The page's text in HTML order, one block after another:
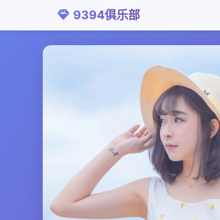
9394俱乐部